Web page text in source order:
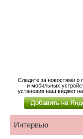
Следите за новостями о
и мобильных
установив наш виджет на
Интервью